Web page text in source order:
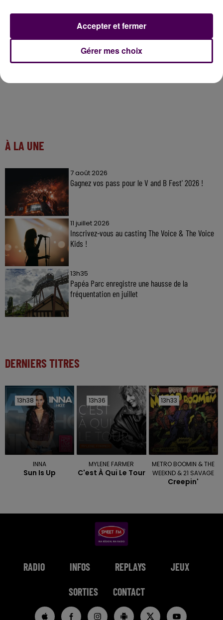
À LA UNE
7 août 2026
Gagnez vos pass pour le V and B Fest' 2026 !
11 juillet 2026
Inscrivez-vous au casting The Voice & The Voice
Kids !
13h35
Papéa Parc enregistre une hausse de la
fréquentation en juillet
DERNIERS TITRES
13h38
13h38
INNA
Sun Is Up
13h36
13h36
MYLENE FARMER
C'est À Qui Le Tour
13h33
13h33
METRO BOOMIN & THE
WEEKND & 21 SAVAGE
Creepin'
RADIO INFOS REPLAYS JEUX
SORTIES CONTACT
Gérer mes choix
Accepter et fermer